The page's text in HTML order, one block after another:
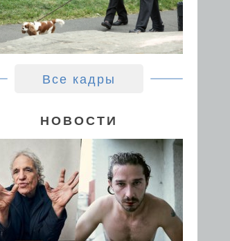
Все кадры
НОВОСТИ